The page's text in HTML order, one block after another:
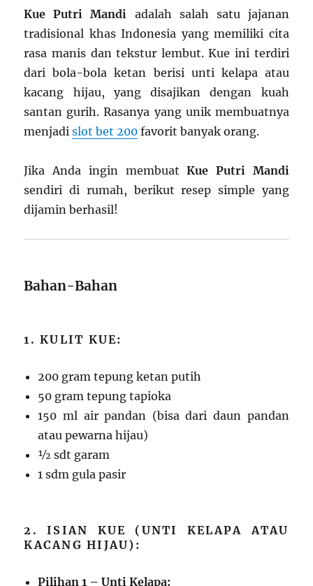
Kue Putri Mandi
adalah salah satu jajanan
tradisional khas Indonesia yang memiliki cita
rasa manis dan tekstur lembut. Kue ini terdiri
dari bola-bola ketan berisi unti kelapa atau
kacang hijau, yang disajikan dengan kuah
santan gurih. Rasanya yang unik membuatnya
menjadislot bet 200 favorit banyak orang.
Jika Anda ingin membuatKue Putri Mandi
sendiri di rumah, berikut resep simple yang
dijamin berhasil!
Bahan-Bahan
1. KULIT KUE:
200 gram tepung ketan putih
50 gram tepung tapioka
150 ml air pandan (bisa dari daun pandan
atau pewarna hijau)
½ sdt garam
1 sdm gula pasir
2. ISIAN KUE (UNTI KELAPA ATAU
KACANG HIJAU):
Pilihan 1 – Unti Kelapa: